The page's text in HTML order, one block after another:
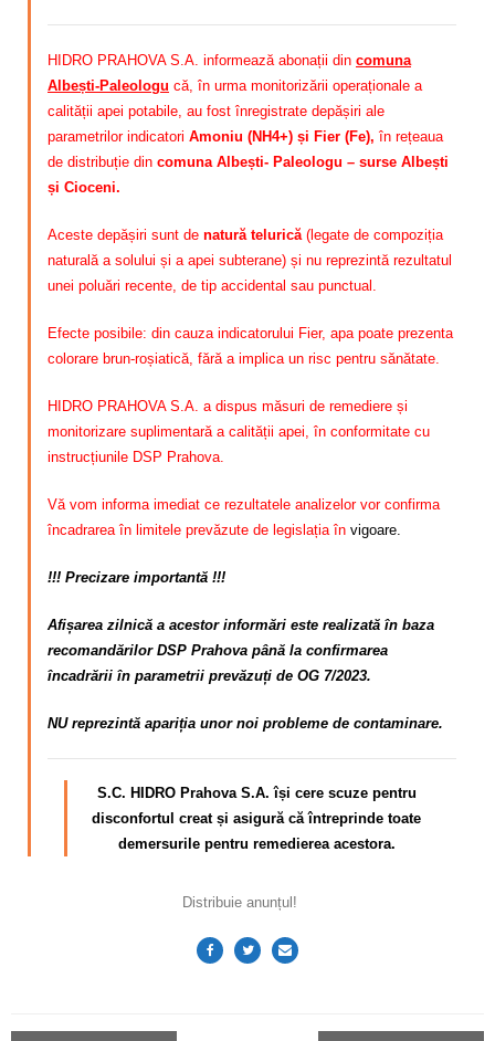
HIDRO PRAHOVA S.A. informează abonații din comuna
Albești-Paleologu că, în urma monitorizării operaționale a
calității apei potabile, au fost înregistrate depășiri ale
parametrilor indicatori Amoniu (NH4+) și Fier (Fe), în rețeaua
de distribuție din comuna Albești- Paleologu – surse Albești
și Cioceni.
Aceste depășiri sunt de natură telurică (legate de compoziția
naturală a solului și a apei subterane) și nu reprezintă rezultatul
unei poluări recente, de tip accidental sau punctual.
Efecte posibile: din cauza indicatorului Fier, apa poate prezenta
colorare brun-roșiatică, fără a implica un risc pentru sănătate.
HIDRO PRAHOVA S.A. a dispus măsuri de remediere și
monitorizare suplimentară a calității apei, în conformitate cu
instrucțiunile DSP Prahova.
Vă vom informa imediat ce rezultatele analizelor vor confirma
încadrarea în limitele prevăzute de legislația în vigoare.
!!! Precizare importantă !!!
Afișarea zilnică a acestor informări este realizată în baza
recomandărilor DSP Prahova până la confirmarea
încadrării în parametrii prevăzuți de OG 7/2023.
NU reprezintă apariția unor noi probleme de contaminare.
S.C. HIDRO Prahova S.A. își cere scuze pentru
disconfortul creat și asigură că întreprinde toate
demersurile pentru remedierea acestora.
Distribuie anunțul!